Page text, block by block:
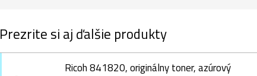
Prezrite si aj ďalšie produkty
Ricoh 841820, originálny toner, azúrový